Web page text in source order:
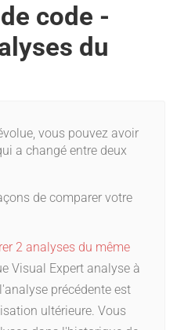
code -
du
vous pouvez avoir
a changé entre deux
de comparer votre
2 analyses du même
Visual Expert analyse à
précédente est
ultérieure. Vous